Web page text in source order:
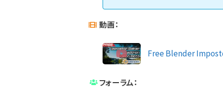
動画：
Free Blender
フォーラム：